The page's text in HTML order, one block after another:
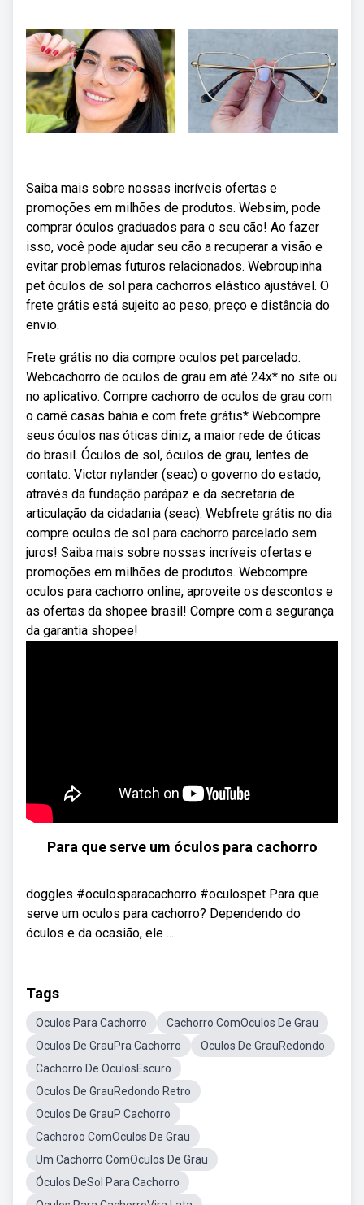
Saiba mais sobre nossas incríveis ofertas e
promoções em milhões de produtos. Websim, pode
comprar óculos graduados para o seu cão! Ao fazer
isso, você pode ajudar seu cão a recuperar a visão e
evitar problemas futuros relacionados. Webroupinha
pet óculos de sol para cachorros elástico ajustável. O
frete grátis está sujeito ao peso, preço e distância do
envio.
Frete grátis no dia compre oculos pet parcelado.
Webcachorro de oculos de grau em até 24x* no site ou
no aplicativo. Compre cachorro de oculos de grau com
o carnê casas bahia e com frete grátis* Webcompre
seus óculos nas óticas diniz, a maior rede de óticas
do brasil. Óculos de sol, óculos de grau, lentes de
contato. Victor nylander (seac) o governo do estado,
através da fundação parápaz e da secretaria de
articulação da cidadania (seac). Webfrete grátis no dia
compre oculos de sol para cachorro parcelado sem
juros! Saiba mais sobre nossas incríveis ofertas e
promoções em milhões de produtos. Webcompre
oculos para cachorro online, aproveite os descontos e
as ofertas da shopee brasil! Compre com a segurança
da garantia shopee!
Para que serve um óculos para cachorro
doggles #oculosparacachorro #oculospet Para que
serve um oculos para cachorro? Dependendo do
óculos e da ocasião, ele ...
Tags
Oculos Para Cachorro
Cachorro ComOculos De Grau
Oculos De GrauPra Cachorro
Oculos De GrauRedondo
Cachorro De OculosEscuro
Oculos De GrauRedondo Retro
Oculos De GrauP Cachorro
Cachoroo ComOculos De Grau
Um Cachorro ComOculos De Grau
Óculos DeSol Para Cachorro